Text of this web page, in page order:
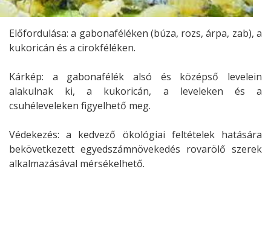
Előfordulása: a gabonaféléken (búza, rozs, árpa, zab), a
kukoricán és a cirokféléken.
Kárkép: a gabonafélék alsó és középső levelein
alakulnak ki, a kukoricán, a leveleken és a
csuhéleveleken figyelhető meg.
Védekezés: a kedvező ökológiai feltételek hatására
bekövetkezett egyedszámnövekedés rovarölő szerek
alkalmazásával mérsékelhető.